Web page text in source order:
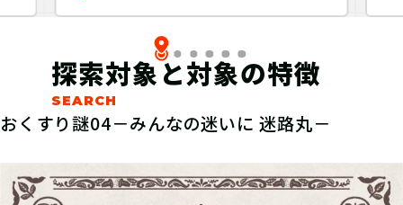
探索対象と対象の特徴
おくすり謎04－みんなの迷いに 迷路丸－